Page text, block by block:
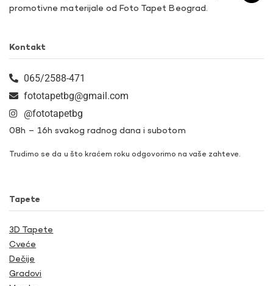
promotivne materijale od Foto Tapet Beograd.
Kontakt
065/2588-471
fototapetbg@gmail.com
@fototapetbg
08h – 16h svakog radnog dana i subotom
Trudimo se da u što kraćem roku odgovorimo na vaše zahteve.
Tapete
3D Tapete
Cveće
Dečije
Gradovi